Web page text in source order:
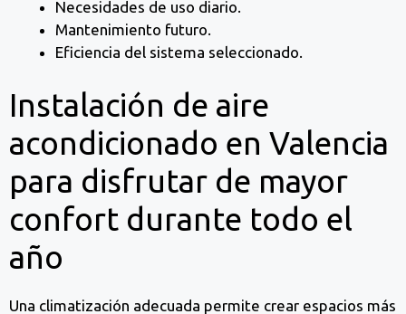
Necesidades de uso diario.
Mantenimiento futuro.
Eficiencia del sistema seleccionado.
Instalación de aire
acondicionado en Valencia
para disfrutar de mayor
confort durante todo el
año
Una climatización adecuada permite crear espacios más